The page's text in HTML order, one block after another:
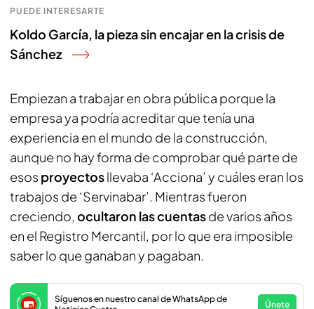
PUEDE INTERESARTE
Koldo García, la pieza sin encajar en la crisis de
Sánchez
Empiezan a trabajar en obra pública porque la
empresa ya podría acreditar que tenía una
experiencia en el mundo de la construcción,
aunque no hay forma de comprobar qué parte de
esos proyectosllevaba ‘Acciona’ y cuáles eran los
trabajos de ‘Servinabar’. Mientras fueron
creciendo, ocultaron las cuentasde varios años
en el Registro Mercantil, por lo que era imposible
saber lo que ganaban y pagaban.
Síguenos en nuestro canal de WhatsApp de
Únete